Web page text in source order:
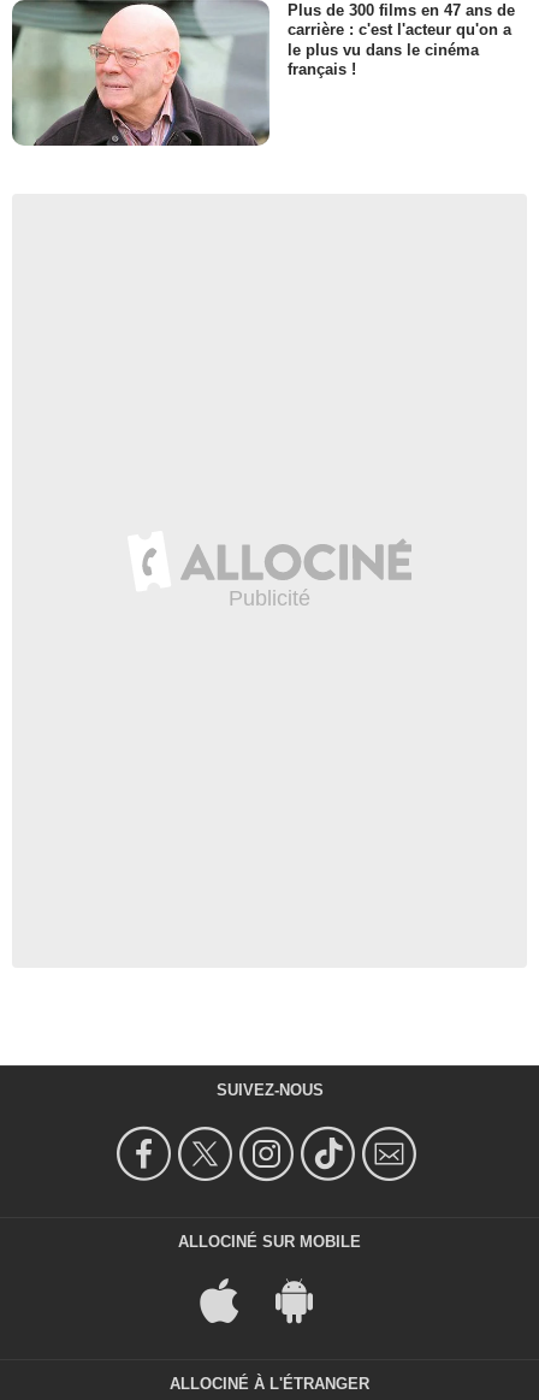
Plus de 300 films en 47 ans de
carrière : c'est l'acteur qu'on a
le plus vu dans le cinéma
français !
SUIVEZ-NOUS
ALLOCINÉ SUR MOBILE
ALLOCINÉ À L'ÉTRANGER